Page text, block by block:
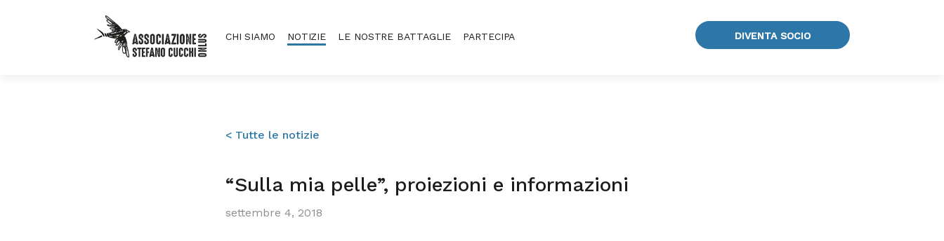
CHI SIAMO NOTIZIE LE NOSTRE BATTAGLIE PARTECIPA DIVENTA SOCIO
< Tutte le notizie
“Sulla mia pelle”, proiezioni e informazioni
settembre 4, 2018